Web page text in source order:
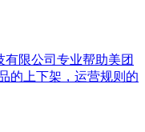
限公司专业帮助美团
的上下架，运营规则的